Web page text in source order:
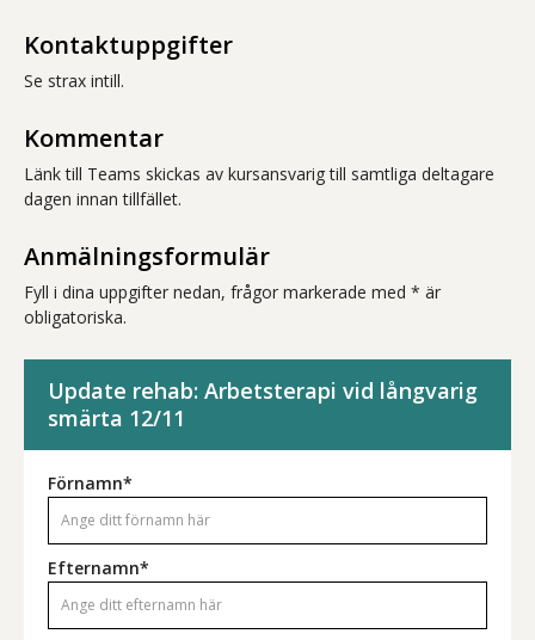
Kontaktuppgifter
Se strax intill.
Kommentar
Länk till Teams skickas av kursansvarig till samtliga deltagare
dagen innan tillfället.
Anmälningsformulär
Fyll i dina uppgifter nedan, frågor markerade med * är
obligatoriska.
Update rehab: Arbetsterapi vid långvarig
smärta 12/11
Förnamn*
Efternamn*